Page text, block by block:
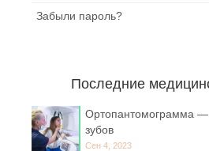
Забыли пароль?
Последние
Ортопантомограмма
зубов
Сен 4, 2023